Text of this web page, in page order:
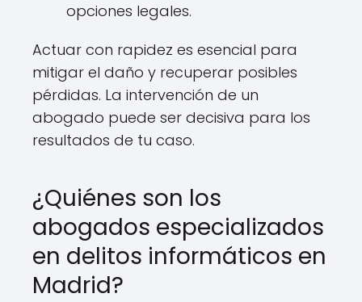
opciones legales.
Actuar con rapidez es esencial para
mitigar el daño y recuperar posibles
pérdidas. La intervención de un
abogado puede ser decisiva para los
resultados de tu caso.
¿Quiénes son los
abogados especializados
en delitos informáticos en
Madrid?